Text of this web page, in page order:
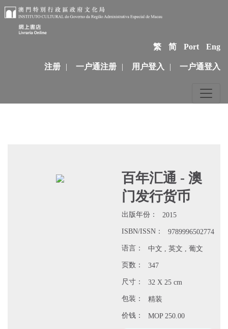
繁 简 Port Eng
注册 | 一户通注册 | 用户登入 | 一户通登入
百年汇通 - 澳
门发行货币
出版年份： 2015
ISBN/ISSN： 9789996502774
语言： 中文 , 英文 , 葡文
页数： 347
尺寸： 32 X 25 cm
包装： 精装
价钱： MOP 250.00